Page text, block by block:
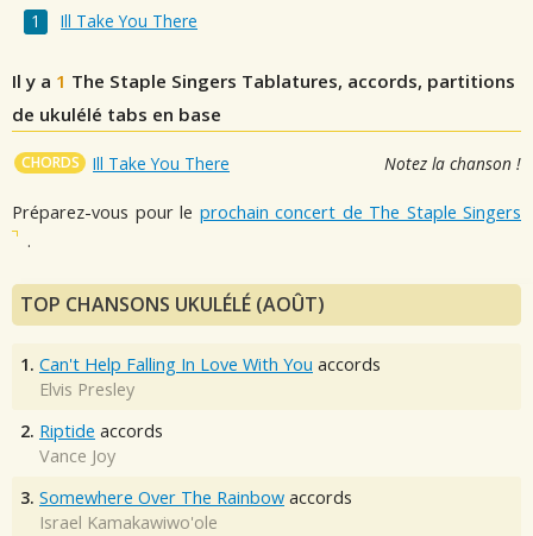
Ill Take You There
Il y a 1 The Staple Singers Tablatures, accords, partitions
de ukulélé tabs en base
CHORDS Ill Take You There Notez la chanson !
Préparez-vous pour le prochain concert de The Staple Singers
.
TOP CHANSONS UKULÉLÉ (AOÛT)
1. Can't Help Falling In Love With You accords
Elvis Presley
2. Riptide accords
Vance Joy
3. Somewhere Over The Rainbow accords
Israel Kamakawiwo'ole